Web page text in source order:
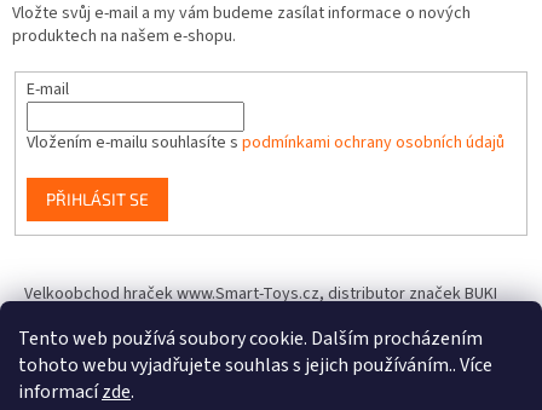
Tento web používá soubory cookie. Dalším procházením
tohoto webu vyjadřujete souhlas s jejich používáním.. Více
informacízde.
Vložte svůj e-mail a my vám budeme zasílat informace o nových
produktech na našem e-shopu.
E-mail
Vložením e-mailu souhlasíte s podmínkami ochrany osobních údajů
PŘIHLÁSIT SE
Velkoobchod hraček www.Smart-Toys.cz, distributor značek BUKI